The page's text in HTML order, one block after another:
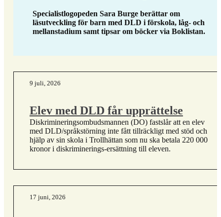
Specialistlogopeden Sara Burge berättar om
läsutveckling för barn med DLD i förskola, låg- och
mellanstadium samt tipsar om böcker via Boklistan.
Elev med DLD får upprättelse
9 juli, 2026
Diskrimineringsombudsmannen (DO) fastslår att en elev
med DLD/språkstörning inte fått tillräckligt med stöd och
hjälp av sin skola i Trollhättan som nu ska betala 220 000
kronor i diskriminerings-ersättning till eleven.
17 juni, 2026